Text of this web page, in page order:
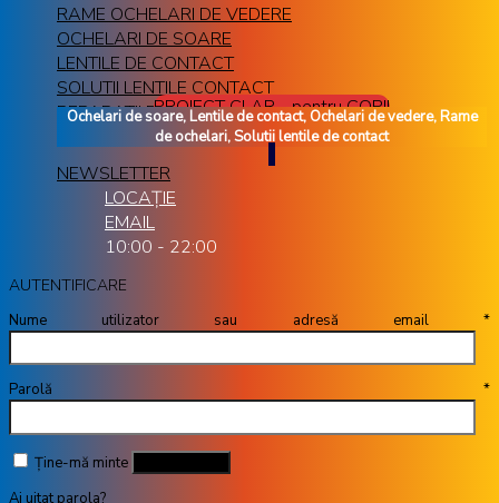
RAME OCHELARI DE VEDERE
OCHELARI DE SOARE
LENTILE DE CONTACT
SOLUTII LENTILE CONTACT
REPARATII RAME OCHELARI
PROIECT CLAR - pentru COPII
Ochelari de soare, Lentile de contact, Ochelari de vedere, Rame
de ochelari, Solutii lentile de contact
NEWSLETTER
LOCAȚIE
EMAIL
10:00 - 22:00
AUTENTIFICARE
Nume utilizator sau adresă email *
Parolă *
Ține-mă minte
Ai uitat parola?